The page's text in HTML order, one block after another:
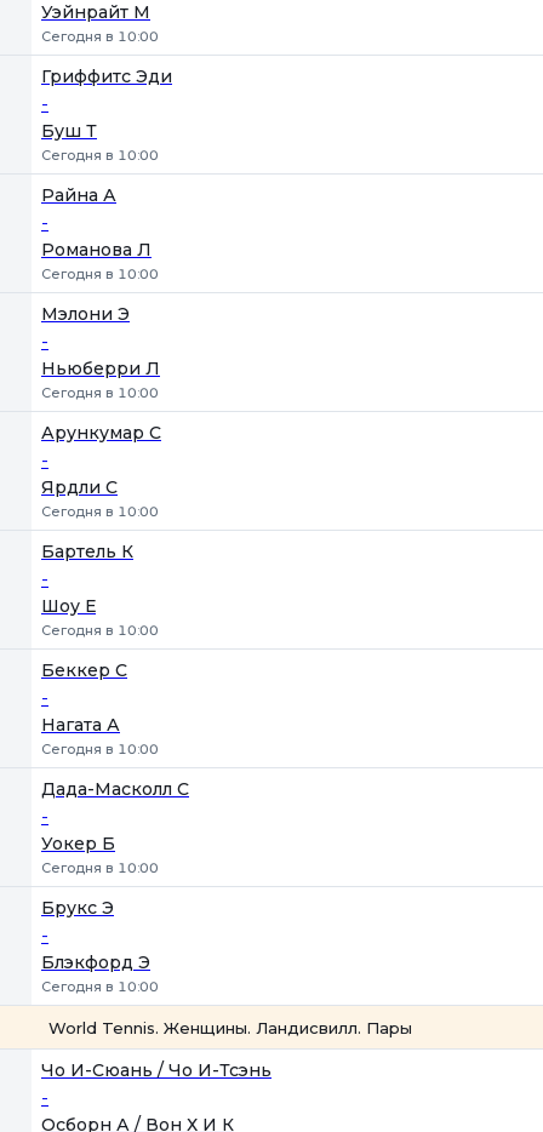
Уэйнрайт М
Сегодня в 10:00
Гриффитс Эди
-
Буш Т
Сегодня в 10:00
Райна А
-
Романова Л
Сегодня в 10:00
Мэлони Э
-
Ньюберри Л
Сегодня в 10:00
Арункумар С
-
Ярдли С
Сегодня в 10:00
Бартель К
-
Шоу Е
Сегодня в 10:00
Беккер С
-
Нагата А
Сегодня в 10:00
Дада-Масколл С
-
Уокер Б
Сегодня в 10:00
Брукс Э
-
Блэкфорд Э
Сегодня в 10:00
World Tennis. Женщины. Ландисвилл. Пары
Чо И-Сюань / Чо И-Тсэнь
-
Осборн А / Вон Х И К